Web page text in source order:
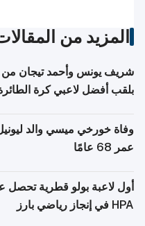
المزيد من
شريف يونس وأحمد تيجان من
بلقب أفضل لاعبي كرة
وفاة خورخي ميسي والد
عمر 68 عامًا
أول لاعبة بولو قطرية تحصل
HPA في إنجاز رياضي بارز